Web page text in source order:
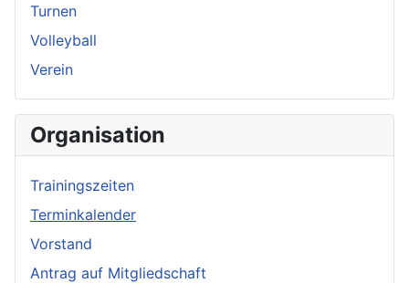
Turnen
Volleyball
Verein
Organisation
Trainingszeiten
Terminkalender
Vorstand
Antrag auf Mitgliedschaft